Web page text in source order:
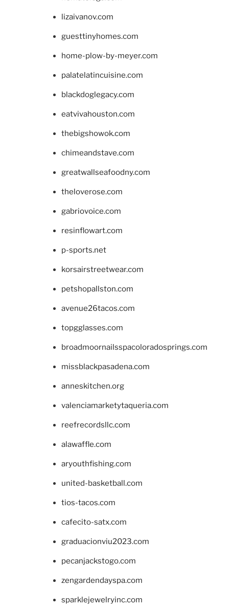
lizaivanov.com
guesttinyhomes.com
home-plow-by-meyer.com
palatelatincuisine.com
blackdoglegacy.com
eatvivahouston.com
thebigshowok.com
chimeandstave.com
greatwallseafoodny.com
theloverose.com
gabriovoice.com
resinflowart.com
p-sports.net
korsairstreetwear.com
petshopallston.com
avenue26tacos.com
topgglasses.com
broadmoornailsspacoloradosprings.com
missblackpasadena.com
anneskitchen.org
valenciamarketytaqueria.com
reefrecordsllc.com
alawaffle.com
aryouthfishing.com
united-basketball.com
tios-tacos.com
cafecito-satx.com
graduacionviu2023.com
pecanjackstogo.com
zengardendayspa.com
sparklejewelryinc.com